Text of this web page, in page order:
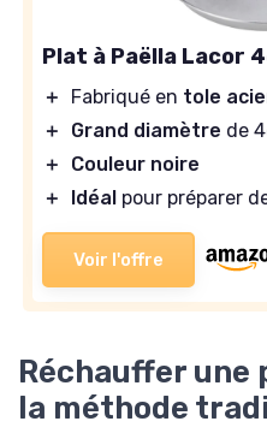
Plat à Paëlla Lacor
＋ Fabriqué en tole
＋
Grand diamètre de
＋
Couleur noire
＋
Idéal pour préparer
Voir l'offre
Réchauffer une
la méthode